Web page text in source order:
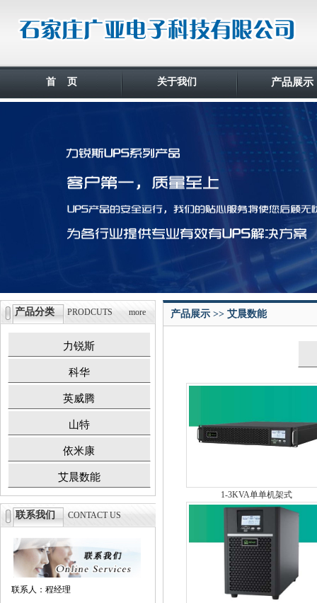
首 页 关于我们 产品展示
产品分类 PRODCUTS more
力锐斯
科华
英威腾
山特
依米康
艾晨数能
联系我们 CONTACT US
联系人：程经理
产品展示 >> 艾晨数能
1-3KVA单单机架式